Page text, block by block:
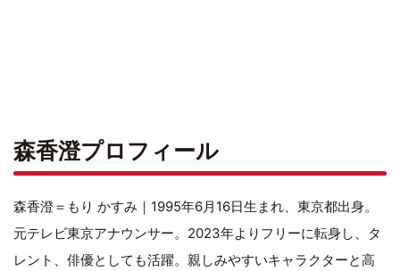
森香澄プロフィール
森香澄＝もり かすみ｜1995年6月16日生まれ、東京都出身。
元テレビ東京アナウンサー。2023年よりフリーに転身し、タ
レント、俳優としても活躍。親しみやすいキャラクターと高